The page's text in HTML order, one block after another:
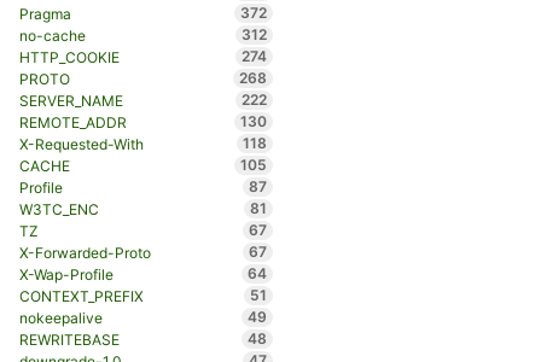
Pragma
372
no-cache
312
HTTP_COOKIE
274
PROTO
268
SERVER_NAME
222
REMOTE_ADDR
130
X-Requested-With
118
CACHE
105
Profile
87
W3TC_ENC
81
TZ
67
X-Forwarded-Proto
67
X-Wap-Profile
64
CONTEXT_PREFIX
51
nokeepalive
49
REWRITEBASE
48